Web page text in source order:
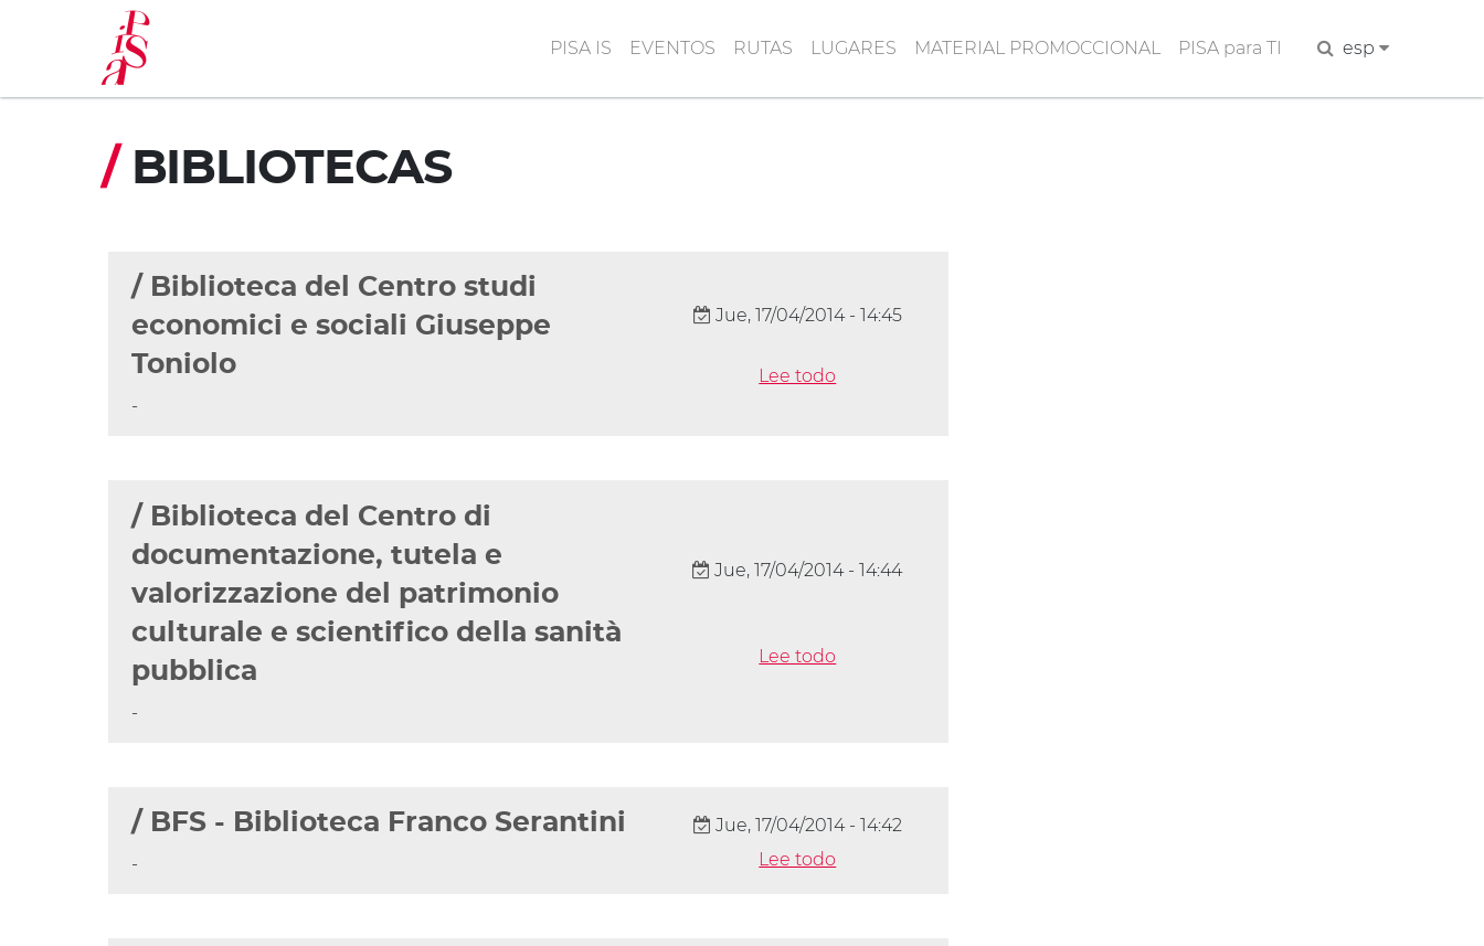
principal
PISA IS EVENTOS RUTAS LUGARES MATERIAL PROMOCCIONAL PISA para TI Buscaresp
/BIBLIOTECAS
/ Biblioteca del Centro studi
economici e sociali Giuseppe
Toniolo
-
Jue, 17/04/2014 - 14:45
Lee todo
/ Biblioteca del Centro di
documentazione, tutela e
valorizzazione del patrimonio
culturale e scientifico della sanità
pubblica
-
Jue, 17/04/2014 - 14:44
Lee todo
/ BFS - Biblioteca Franco Serantini
-
Jue, 17/04/2014 - 14:42
Lee todo